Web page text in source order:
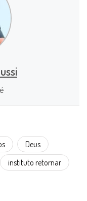
Deus
instituto retornar